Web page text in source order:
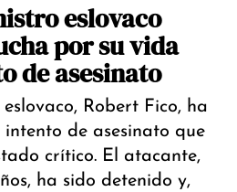
eslovaco
por su vida
de asesinato
Robert Fico, ha
de asesinato que
crítico. El atacante,
ha sido detenido y,